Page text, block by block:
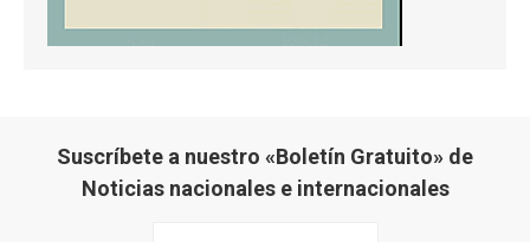
Suscríbete a nuestro «Boletín Gratuito» de
Noticias nacionales e internacionales